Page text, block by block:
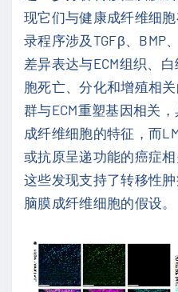
现它们与健康成纤维细
录程序涉及TGFβ、BMP
差异表达与ECM组织、
胞死亡、分化和增殖相
群与ECM重塑基因相关
成纤维细胞的特征，而
或抗原呈递功能的癌症相
这些发现支持了转移性
脑膜成纤维细胞的假设。